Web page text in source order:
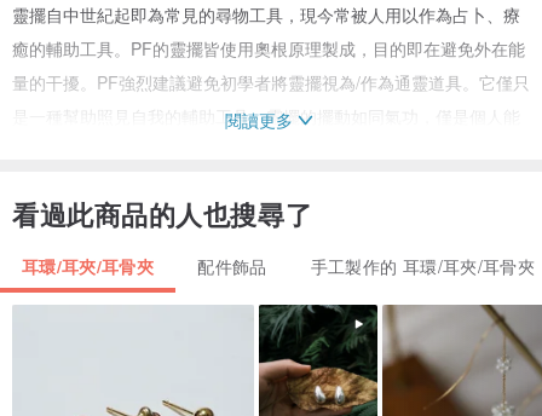
靈擺自中世紀起即為常見的尋物工具，現今常被人用以作為占卜、療
癒的輔助工具。PF的靈擺皆使用奧根原理製成，目的即在避免外在能
量的干擾。PF強烈建議避免初學者將靈擺視為/作為通靈道具。它僅只
是一種幫助照見自我的輔助工具。靈擺的擺動如同氣功，僅是個人能
靈擺奧根耳環適合日常外出配戴，隨時隨地皆可取下使用。但由於奧
議留意收納空間之淨化，不配戴時亦可與更大尺寸的奧根一同收置。
於pinkoi賣場購買靈擺，我們將特別提供PF子親自撰寫的靈擺介紹與
閱讀更多
看過此商品的人也搜尋了
耳環/耳夾/耳骨夾 配件飾品 手工製作的 耳環/耳夾/耳骨夾